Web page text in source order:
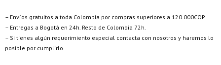
– Envíos gratuitos a toda Colombia por compras superiores a 120.000COP
– Entregas a Bogotá en 24h. Resto de Colombia 72h.
– Si tienes algún requerimiento especial contacta con nosotros y haremos lo
posible por cumplirlo.